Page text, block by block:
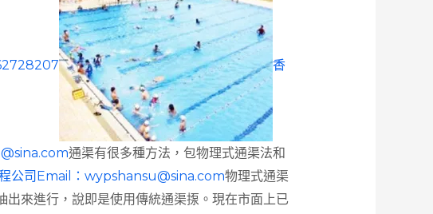
香
通渠有很多種方法，包物理式通渠法和
公司Email： wypshansu@sina.com物理式通渠
出來進行，說即是使用傳統通渠揼。現在市面上已